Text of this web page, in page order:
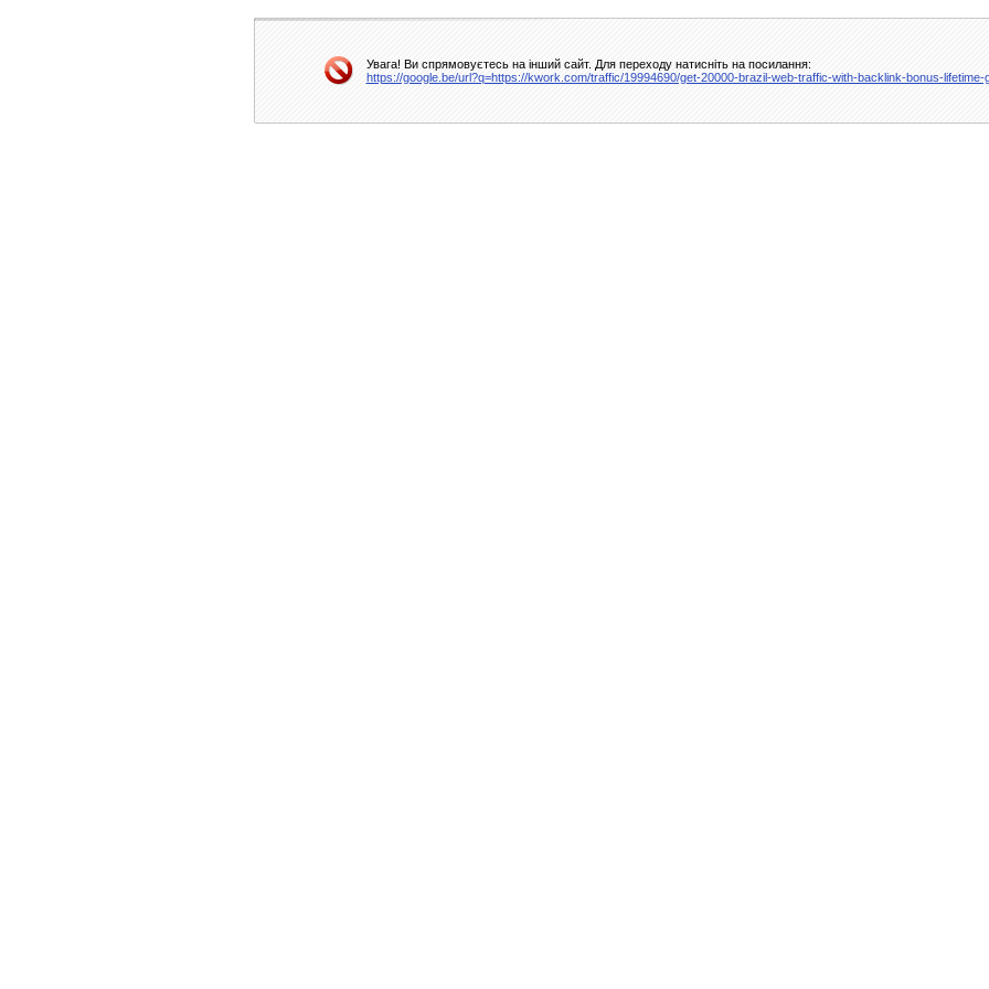
Увага! Ви спрямовуєтесь на інший сайт. Для переходу натисніть на посилання:
https://google.be/url?q=https://kwork.com/traffic/19994690/get-20000-brazil-web-traffic-with-backlink-bonus-lifetime-